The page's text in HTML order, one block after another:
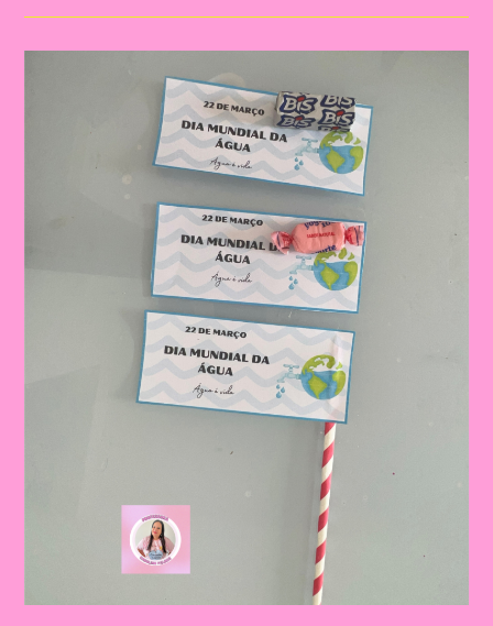
Água
Gota
De
Água
Pra
Colorir|A
Importância
De
Trabalhar
O
Da
Água
Na
Educação
Infantil
E
No
Ensino
Fundamental